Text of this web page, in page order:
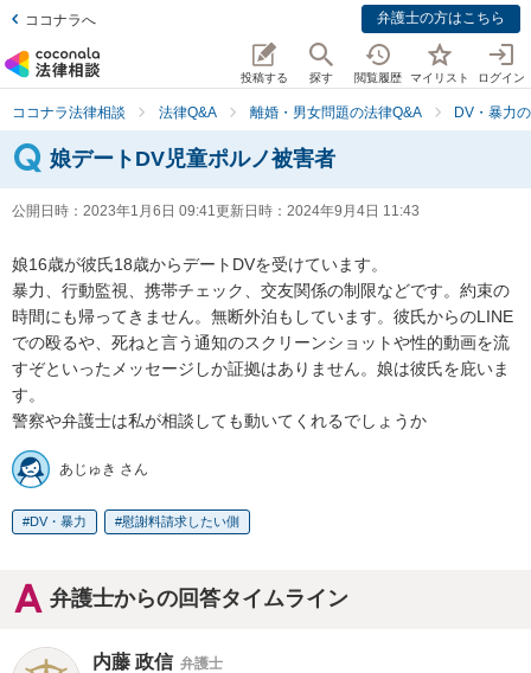
ココナラへ 弁護士の方はこちら
投稿する 探す 閲覧履歴 マイリスト ログイン
ココナラ法律相談 法律Q&A 離婚・男女問題の法律Q&A DV・暴力
娘デートDV児童ポルノ被害者
公開日時： 2023年1月6日 09:41更新日時： 2024年9月4日 11:43
娘16歳が彼氏18歳からデートDVを受けています。
暴力、行動監視、携帯チェック、交友関係の制限などです。約束の
時間にも帰ってきません。無断外泊もしています。彼氏からのLINE
での殴るや、死ねと言う通知のスクリーンショットや性的動画を流
すぞといったメッセージしか証拠はありません。娘は彼氏を庇いま
す。
警察や弁護士は私が相談しても動いてくれるでしょうか
あじゅき さん
DV・暴力 慰謝料請求したい側
弁護士からの回答タイムライン
内藤 政信 弁護士